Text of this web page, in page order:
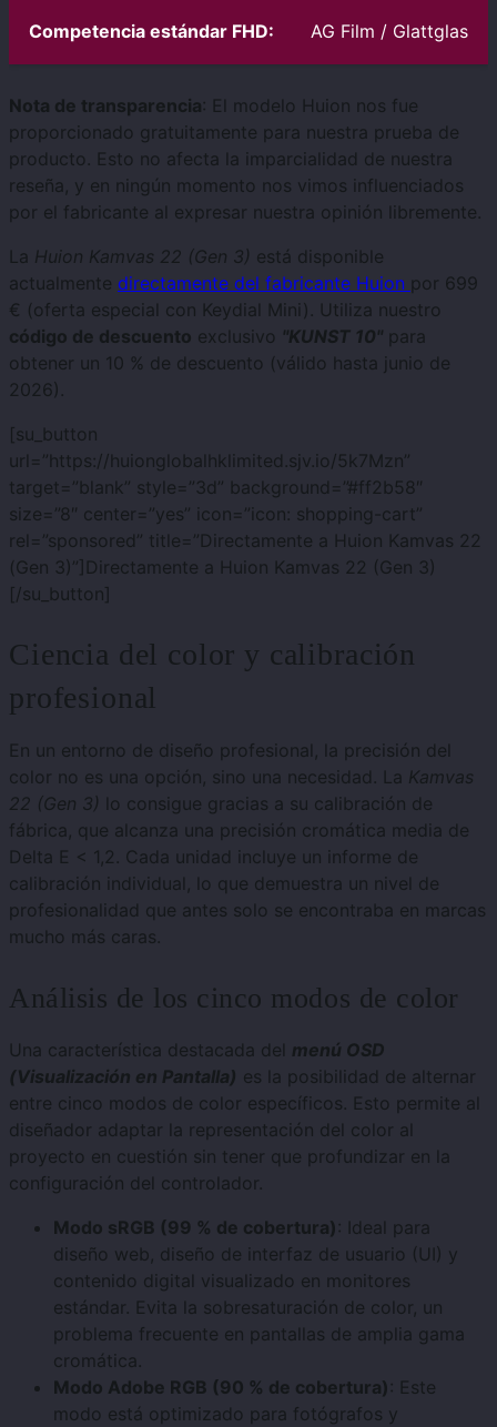
AG Film / Glattglas
Nota de transparencia: El modelo Huion nos fue
proporcionado gratuitamente para nuestra prueba de
producto. Esto no afecta la imparcialidad de nuestra
reseña, y en ningún momento nos vimos influenciados
por el fabricante al expresar nuestra opinión libremente.
La Huion Kamvas 22 (Gen 3) está disponible
actualmente directamente del fabricante Huion por 699
€ (oferta especial con Keydial Mini). Utiliza nuestro
código de descuento exclusivo "KUNST 10" para
obtener un 10 % de descuento (válido hasta junio de
2026).
[su_button
url=”https://huionglobalhklimited.sjv.io/5k7Mzn”
target=”blank” style=”3d” background=”#ff2b58″
size=”8″ center=”yes” icon=”icon: shopping-cart”
rel=”sponsored” title=”Directamente a Huion Kamvas 22
(Gen 3)”]Directamente a Huion Kamvas 22 (Gen 3)
[/su_button]
Ciencia del color y calibración
profesional
En un entorno de diseño profesional, la precisión del
color no es una opción, sino una necesidad. La Kamvas
22 (Gen 3) lo consigue gracias a su calibración de
fábrica, que alcanza una precisión cromática media de
Delta E < 1,2. Cada unidad incluye un informe de
calibración individual, lo que demuestra un nivel de
profesionalidad que antes solo se encontraba en marcas
mucho más caras.
Análisis de los cinco modos de color
Una característica destacada del menú OSD
(Visualización en Pantalla) es la posibilidad de alternar
entre cinco modos de color específicos. Esto permite al
diseñador adaptar la representación del color al
proyecto en cuestión sin tener que profundizar en la
configuración del controlador.
Modo sRGB (99 % de cobertura) : Ideal para
diseño web, diseño de interfaz de usuario (UI) y
contenido digital visualizado en monitores
estándar. Evita la sobresaturación de color, un
problema frecuente en pantallas de amplia gama
cromática.
Modo Adobe RGB (90 % de cobertura) : Este
modo está optimizado para fotógrafos y